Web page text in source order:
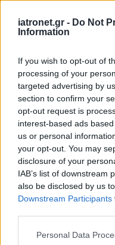
iatronet.gr - Do Not
Information
If you wish to opt-out of
processing of your
targeted advertising by
section to confirm your
opt-out request is
interest-based ads
us or personal
your opt-out. You may
disclosure of your
IAB’s list of downstream
also be disclosed by us
Downstream Participants
Please note that this
Personal Data
Διευθέτηση των
Διαταραχή
ιατρικής κάνναβης
Δήμος Κασσάνδρας:
χρήση του νερού
#TAGS
Χρόνια αποφρακτική